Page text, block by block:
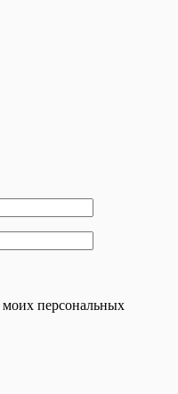
моих персональных